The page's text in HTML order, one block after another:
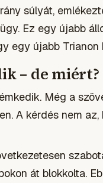
súlyát,
Ez egy újabb
egy újabb Trianon
– de miért?
Még a
A kérdés nem
át blokkolta.